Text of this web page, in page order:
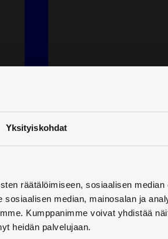
Yksityiskohdat
räätälöimiseen, sosiaalisen
median, mainosalan ja
Kumppanimme voivat yhdistää
heidän palvelujaan.
Frestems